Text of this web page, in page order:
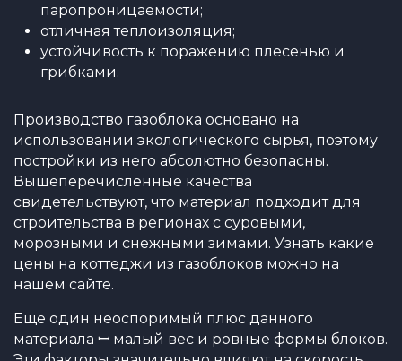
паропроницаемости;
отличная теплоизоляция;
устойчивость к поражению плесенью и
грибками.
Производство газоблока основано на
использовании экологического сырья, поэтому
постройки из него абсолютно безопасны.
Вышеперечисленные качества
свидетельствуют, что материал подходит для
строительства в регионах с суровыми,
морозными и снежными зимами. Узнать какие
цены на коттеджи из газоблоков можно на
нашем сайте.
Еще один неоспоримый плюс данного
материала ꟷ малый вес и ровные формы блоков.